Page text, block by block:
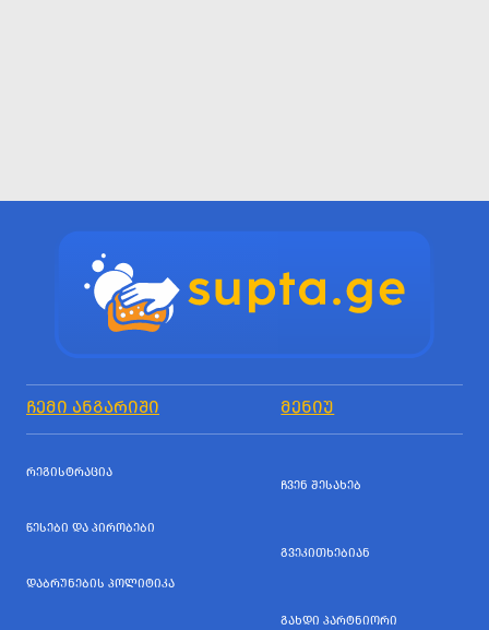
ᲩᲔᲛᲘ ᲐᲜᲒᲐᲠᲘᲨᲘ ᲛᲔᲜᲘᲣ
ᲠᲔᲒᲘᲡᲢᲠᲐᲪᲘᲐ
ᲬᲔᲡᲔᲑᲘ ᲓᲐ ᲞᲘᲠᲝᲑᲔᲑᲘ
ᲓᲐᲑᲠᲣᲜᲔᲑᲘᲡ ᲞᲝᲚᲘᲢᲘᲙᲐ
ᲩᲕᲔᲜ ᲨᲔᲡᲐᲮᲔᲑ
ᲒᲕᲔᲙᲘᲗᲮᲔᲑᲘᲐᲜ
ᲒᲐᲮᲓᲘ ᲞᲐᲠᲢᲜᲘᲝᲠᲘ